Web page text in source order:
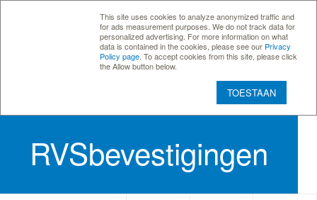
This site uses cookies to analyze anonymized traffic and
for ads measurement purposes. We do not track data for
personalized advertising. For more information on what
data is contained in the cookies, please see our Privacy
Policy page . To accept cookies from this site, please click
the Allow button below.
TOESTAAN
RVSbevestigingen